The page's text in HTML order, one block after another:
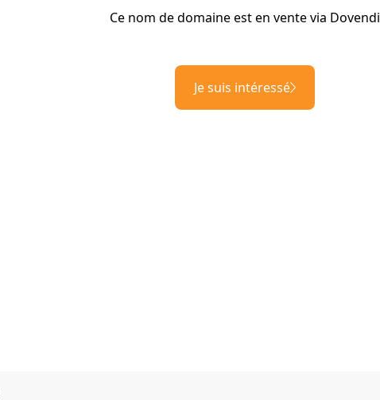
Ce nom de domaine est en vente via Dovendi
Je suis intéressé